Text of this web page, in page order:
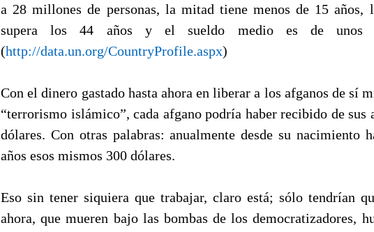
a 28 millones de personas, la mitad tiene menos de 15 años,
supera los 44 años y el sueldo medio es de unos
(http://data.un.org/CountryProfile.aspx)
Con el dinero gastado hasta ahora en liberar a los afganos de sí
“terrorismo islámico”, cada afgano podría haber recibido de sus
dólares. Con otras palabras: anualmente desde su nacimiento
años esos mismos 300 dólares.
Eso sin tener siquiera que trabajar, claro está; sólo tendrían
ahora, que mueren bajo las bombas de los democratizadores,